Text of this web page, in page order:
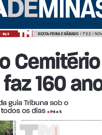
withGeneratePress
Spada guia Tribuna
os dias • P4 e 5
Cemitério
160
LEONARDO COSTA A A DiA
|
R$ 3 SEXTA-FEIRA E SÁBADO |  1º E 2  |